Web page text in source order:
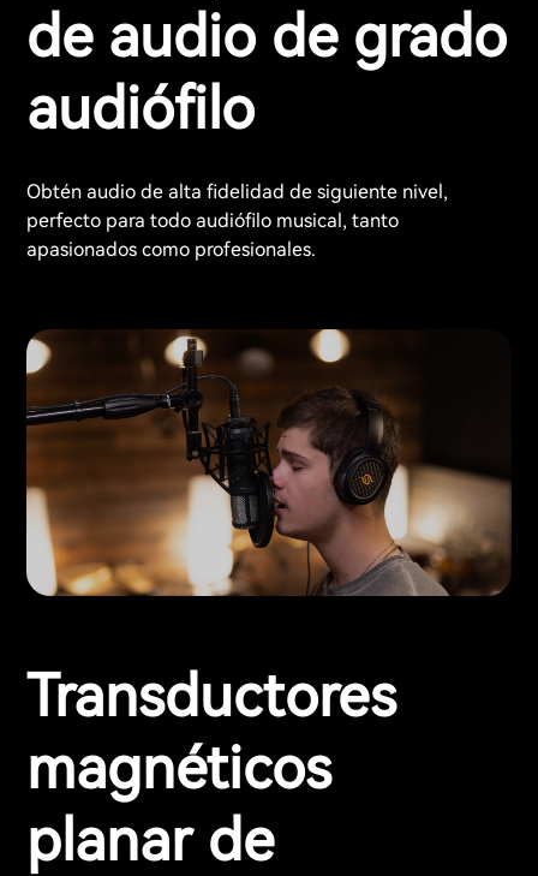
de audio de grado
audiófilo
Obtén audio de alta fidelidad de siguiente nivel,
perfecto para todo audiófilo musical, tanto
apasionados como profesionales.
Transductores
magnéticos
planar de